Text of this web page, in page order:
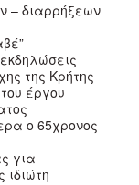
– διαρρήξεων
της Κρήτης
έργου
ο 65χρονος
για